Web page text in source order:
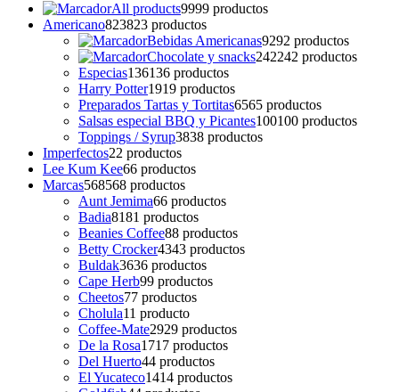
All products9999 productos
Americano823823 productos
Bebidas Americanas9292 productos
Chocolate y snacks242242 productos
Especias136136 productos
Harry Potter1919 productos
Preparados Tartas y Tortitas6565 productos
Salsas especial BBQ y Picantes100100 productos
Toppings / Syrup3838 productos
Imperfectos22 productos
Lee Kum Kee66 productos
Marcas568568 productos
Aunt Jemima66 productos
Badia8181 productos
Beanies Coffee88 productos
Betty Crocker4343 productos
Buldak3636 productos
Cape Herb99 productos
Cheetos77 productos
Cholula11 producto
Coffee-Mate2929 productos
De la Rosa1717 productos
Del Huerto44 productos
El Yucateco1414 productos